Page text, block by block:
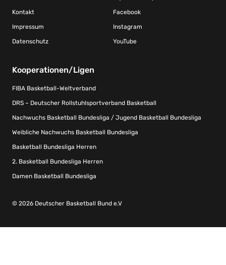
Kontakt
Impressum
Datenschutz
Facebook
Instagram
YouTube
Kooperationen/Ligen
FIBA Basketball-Weltverband
DRS – Deutscher Rollstuhlsportverband Basketball
Nachwuchs Basketball Bundesliga / Jugend Basketball Bundesliga
Weibliche Nachwuchs Basketball Bundesliga
Basketball Bundesliga Herren
2. Basketball Bundesliga Herren
Damen Basketball Bundesliga
© 2026 Deutscher Basketball Bund e.V